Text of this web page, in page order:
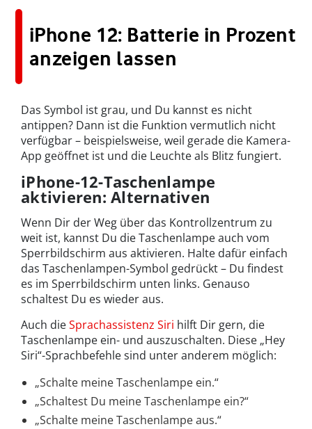
iPhone 12: Batterie in Prozent
anzeigen lassen
Das Symbol ist grau, und Du kannst es nicht
antippen? Dann ist die Funktion vermutlich nicht
verfügbar – beispielsweise, weil gerade die Kamera-
App geöffnet ist und die Leuchte als Blitz fungiert.
iPhone-12-Taschenlampe
aktivieren: Alternativen
Wenn Dir der Weg über das Kontrollzentrum zu
weit ist, kannst Du die Taschenlampe auch vom
Sperrbildschirm aus aktivieren. Halte dafür einfach
das Taschenlampen-Symbol gedrückt – Du findest
es im Sperrbildschirm unten links. Genauso
schaltest Du es wieder aus.
Auch dieSprachassistenz Siri hilft Dir gern, die
Taschenlampe ein- und auszuschalten. Diese „Hey
Siri“-Sprachbefehle sind unter anderem möglich:
„Schalte meine Taschenlampe ein.“
„Schaltest Du meine Taschenlampe ein?“
„Schalte meine Taschenlampe aus.“